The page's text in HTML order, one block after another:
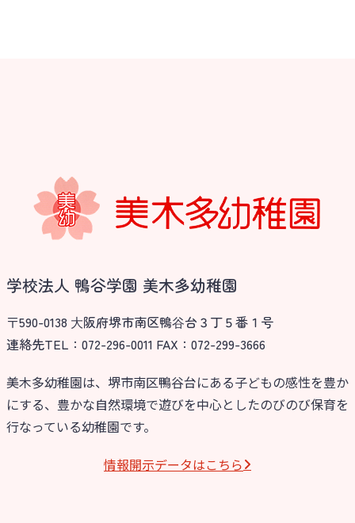
学校法人 鴨谷学園 美木多幼稚園
〒590-0138 ⼤阪府堺市南区鴨⾕台３丁５番１号
連絡先TEL：072-296-0011 FAX：072-299-3666
美木多幼稚園は、堺市南区鴨谷台にある子どもの感性を豊か
にする、豊かな自然環境で遊びを中心としたのびのび保育を
行なっている幼稚園です。
情報開⽰データはこちら